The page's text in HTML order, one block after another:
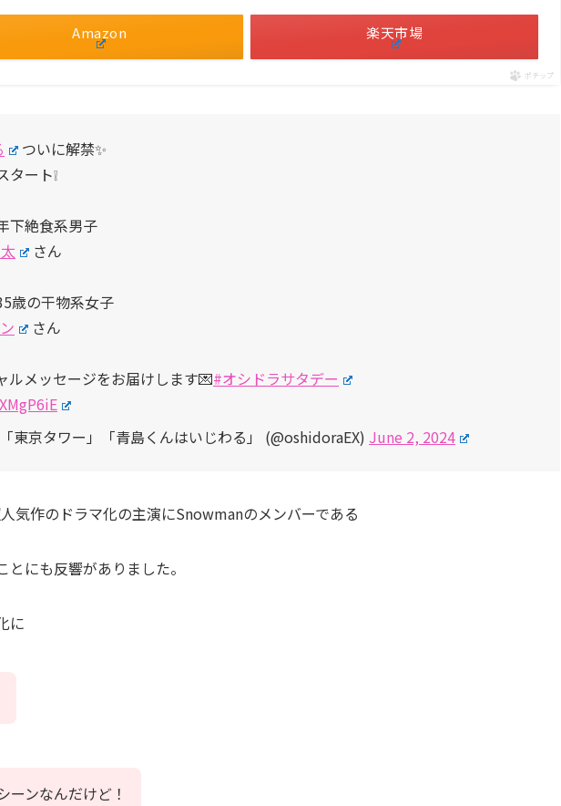
Amazon 楽天市場
ポチップ
ついに解禁✨
ート❕
下絶食系男子
さん
歳の干物系女子
さん
ルメッセージをお届けします💌#オシドラサタデー
東京タワー」「青島くんはいじわる」 (@oshidoraEX) June 2, 2024
気作のドラマ化の主演にSnowmanのメンバーである
にも反響がありました。
に
ーンなんだけど！